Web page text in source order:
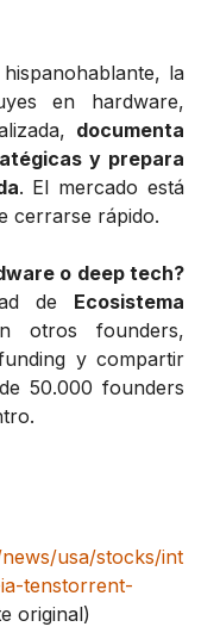
la
en hardware,
documenta
y prepara
. El mercado está
cerrarse rápido.
o deep tech?
de Ecosistema
otros founders,
y compartir
50.000 founders
usa/stocks/int
tenstorrent-
original)